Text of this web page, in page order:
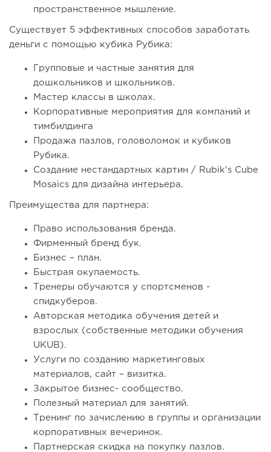
пространственное мышление.
Существует 5 эффективных способов заработать
деньги с помощью кубика Рубика:
Групповые и частные занятия для
дошкольников и школьников.
Мастер классы в школах.
Корпоративные мероприятия для компаний и
тимбилдинга
Продажа пазлов, головоломок и кубиков
Рубика.
Создание нестандартных картин / Rubik's Cube
Mosaics для дизайна интерьера.
Преимущества для партнера:
Право использования бренда.
Фирменный бренд бук.
Бизнес – план.
Быстрая окупаемость.
Тренеры обучаются у спортсменов -
спидкуберов.
Авторская методика обучения детей и
взрослых (собственные методики обучения
UKUB).
Услуги по созданию маркетинговых
материалов, сайт – визитка.
Закрытое бизнес- сообщество.
Полезный материал для занятий.
Тренинг по зачислению в группы и организации
корпоративных вечеринок.
Партнерская скидка на покупку пазлов.